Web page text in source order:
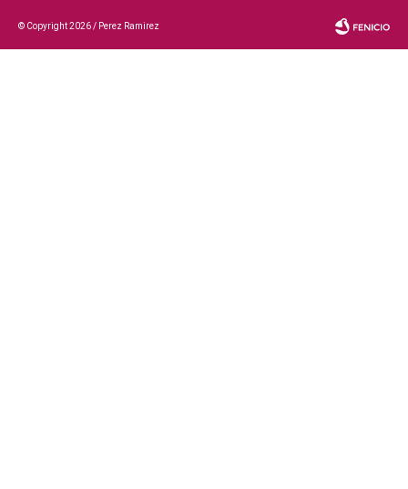
© Copyright 2026 / Perez Ramirez